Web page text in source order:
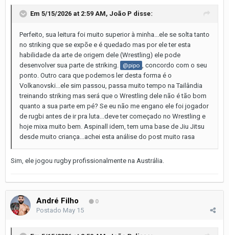
Em 5/15/2026 at 2:59 AM, João P disse:
Perfeito, sua leitura foi muito superior à minha...ele se solta tanto
no striking que se expõe e é quedado mas por ele ter esta
habilidade da arte de origem dele (Wrestling) ele pode
desenvolver sua parte de striking.
@pipo
, concordo com o seu
ponto. Outro cara que podemos ler desta forma é o
Volkanovski...ele sim passou, passa muito tempo na Tailândia
treinando striking mas será que o Wrestling dele não é tão bom
quanto a sua parte em pé? Se eu não me engano ele foi jogador
de rugbi antes de ir pra luta...deve ter começado no Wrestling e
hoje mixa muito bem. Aspinall idem, tem uma base de Jiu Jitsu
desde muito criança...achei esta análise do post muito rasa
Sim, ele jogou rugby profissionalmente na Austrália.
André Filho 0
Postado May 15